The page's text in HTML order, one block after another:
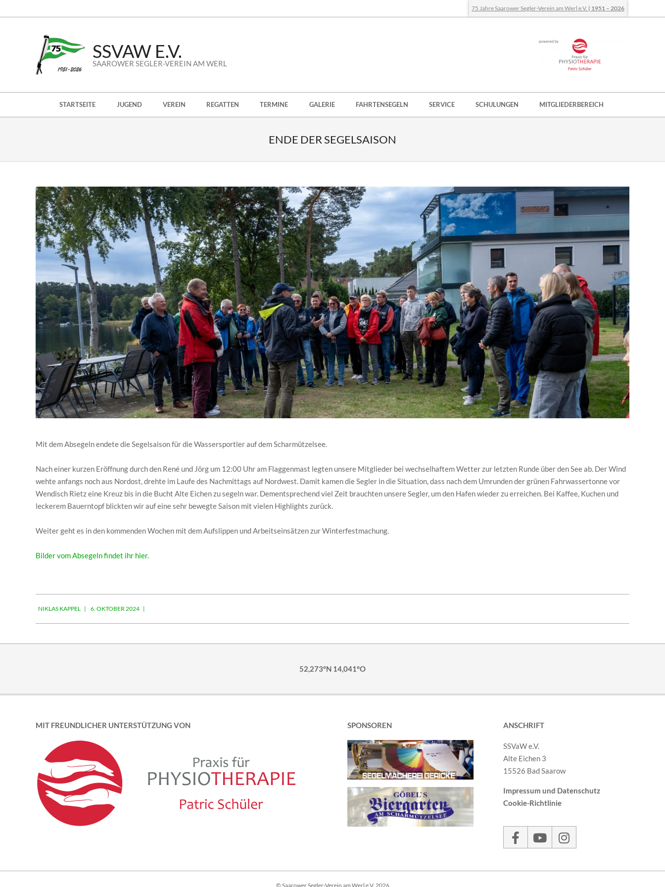
to
75 Jahre Saarower Segler-Verein am Werl e.V. | 1951 – 2026
SSVAW E.V.
SAAROWER SEGLER-VEREIN AM WERL
STARTSEITE JUGEND VEREIN REGATTEN TERMINE GALERIE FAHRTENSEGELN SERVICE SCHULUNGEN MITGLIEDERBEREICH
ENDE DER SEGELSAISON
Mit dem Absegeln endete die Segelsaison für die Wassersportler auf dem Scharmützelsee.
Nach einer kurzen Eröffnung durch den René und Jörg um 12:00 Uhr am Flaggenmast legten unsere Mitglieder bei wechselhaftem Wetter zur letzten Runde über den See ab. Der Wind
wehte anfangs noch aus Nordost, drehte im Laufe des Nachmittags auf Nordwest. Damit kamen die Segler in die Situation, dass nach dem Umrunden der grünen Fahrwassertonne vor
Wendisch Rietz eine Kreuz bis in die Bucht Alte Eichen zu segeln war. Dementsprechend viel Zeit brauchten unsere Segler, um den Hafen wieder zu erreichen. Bei Kaffee, Kuchen und
leckerem Bauerntopf blickten wir auf eine sehr bewegte Saison mit vielen Highlights zurück.
Weiter geht es in den kommenden Wochen mit dem Aufslippen und Arbeitseinsätzen zur Winterfestmachung.
Bilder vom Absegeln findet ihr hier.
10-
06
NIKLAS KAPPEL 6. OKTOBER 2024
52,273°N 14,041°O
MIT FREUNDLICHER UNTERSTÜTZUNG VON SPONSOREN ANSCHRIFT
SSVaW e.V.
Alte Eichen 3
15526 Bad Saarow
Impressum und Datenschutz
Cookie-Richtlinie
© Saarower Segler-Verein am Werl e.V. 2026